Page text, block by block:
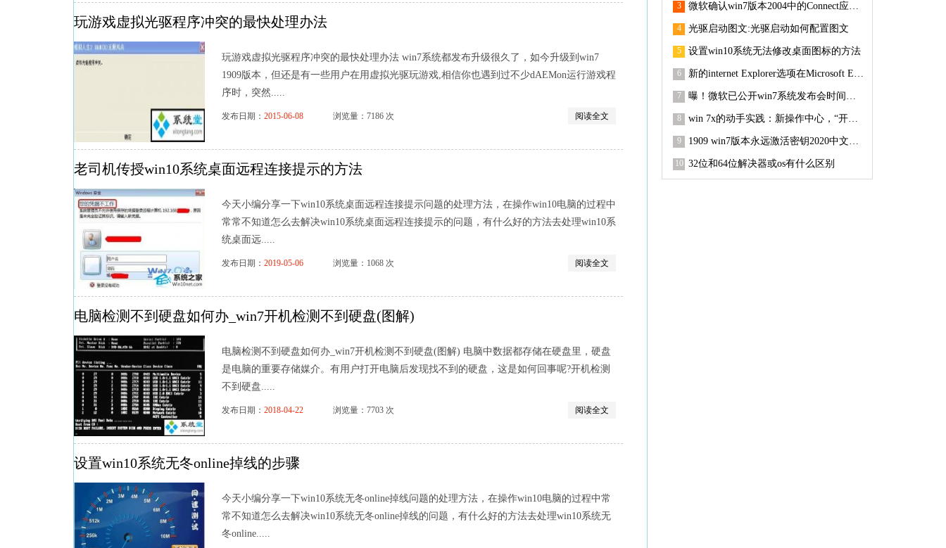
玩游戏虚拟光驱程序冲突的最快处理办法
玩游戏虚拟光驱程序冲突的最快处理办法 win7系统都发布升级很久了，如今升级到win7
1909版本，但还是有一些用户在用虚拟光驱玩游戏,相信你也遇到过不少dAEMon运行游戏程
序时，突然.....
发布日期： 2015-06-08 浏览量：7186 次 阅读全文
老司机传授win10系统桌面远程连接提示的方法
今天小编分享一下win10系统桌面远程连接提示问题的处理方法，在操作win10电脑的过程中
常常不知道怎么去解决win10系统桌面远程连接提示的问题，有什么好的方法去处理win10系
统桌面远.....
发布日期： 2019-05-06 浏览量：1068 次 阅读全文
电脑检测不到硬盘如何办_win7开机检测不到硬盘(图解)
电脑检测不到硬盘如何办_win7开机检测不到硬盘(图解) 电脑中数据都存储在硬盘里，硬盘
是电脑的重要存储媒介。有用户打开电脑后发现找不到的硬盘，这是如何回事呢?开机检测
不到硬盘.....
发布日期： 2018-04-22 浏览量：7703 次 阅读全文
设置win10系统无冬online掉线的步骤
今天小编分享一下win10系统无冬online掉线问题的处理方法，在操作win10电脑的过程中常
常不知道怎么去解决win10系统无冬online掉线的问题，有什么好的方法去处理win10系统无
冬online.....
3 微软确认win7版本2004中的Connect应用已删除
4 光驱启动图文:光驱启动如何配置图文
5 设置win10系统无法修改桌面图标的方法
6 新的internet Explorer选项在Microsoft Edge中上线
7 曝！微软已公开win7系统发布会时间和视频直播地址的步骤介绍
8 win 7x的动手实践：新操作中心，“开始”菜单等
9 1909 win7版本永远激活密钥2020中文共享
10 32位和64位解决器或os有什么区别